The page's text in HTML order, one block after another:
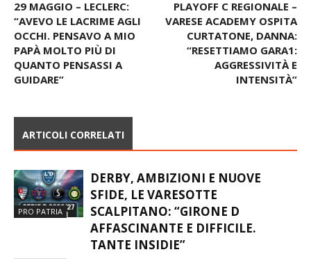
29 MAGGIO – LECLERC:
“AVEVO LE LACRIME AGLI
OCCHI. PENSAVO A MIO
PAPÀ MOLTO PIÙ DI
QUANTO PENSASSI A
GUIDARE”
PLAYOFF C REGIONALE –
VARESE ACADEMY OSPITA
CURTATONE, DANNA:
“RESETTIAMO GARA1:
AGGRESSIVITÀ E
INTENSITÀ”
ARTICOLI CORRELATI
PRO PATRIA
DERBY, AMBIZIONI E NUOVE
SFIDE, LE VARESOTTE
SCALPITANO: “GIRONE D
AFFASCINANTE E DIFFICILE.
TANTE INSIDIE”